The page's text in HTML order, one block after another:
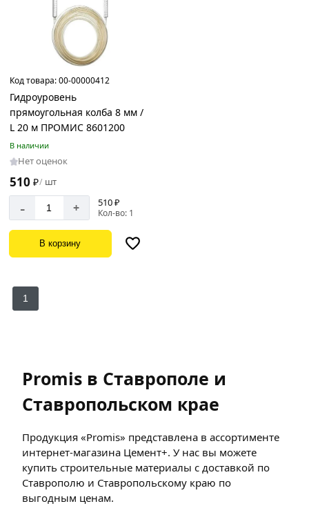
Код товара:00-00000412
Гидроуровень
прямоугольная колба 8 мм /
L 20 м ПРОМИС 8601200
В наличии
Нет оценок
510 ₽/ шт
- + 510 ₽
Кол-во: 1
В корзину
1
Promis в Ставрополе и
Ставропольском крае
Продукция «Promis» представлена в ассортименте
интернет-магазина Цемент+. У нас вы можете
купить строительные материалы с доставкой по
Ставрополю и Ставропольскому краю по
выгодным ценам.